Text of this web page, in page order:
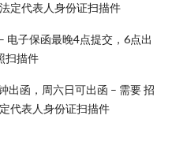
定代表人身份证扫描件
电子保函最晚4点提交，6点出
扫描件
出函，周六日可出函 – 需要 招
代表人身份证扫描件